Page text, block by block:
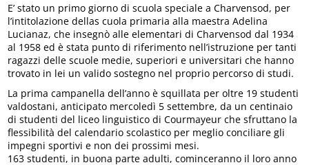
E’ stato un primo giorno di scuola speciale a Charvensod, per
l’intitolazione dellas cuola primaria alla maestra Adelina
Lucianaz, che insegnò alle elementari di Charvensod dal 1934
al 1958 ed è stata punto di riferimento nell’istruzione per tanti
ragazzi delle scuole medie, superiori e universitari che hanno
trovato in lei un valido sostegno nel proprio percorso di studi.
La prima campanella dell’anno è squillata per oltre 19 studenti
valdostani, anticipato mercoledì 5 settembre, da un centinaio
di studenti del liceo linguistico di Courmayeur che sfruttano la
flessibilità del calendario scolastico per meglio conciliare gli
impegni sportivi e non dei prossimi mesi.
163 studenti, in buona parte adulti, cominceranno il loro anno